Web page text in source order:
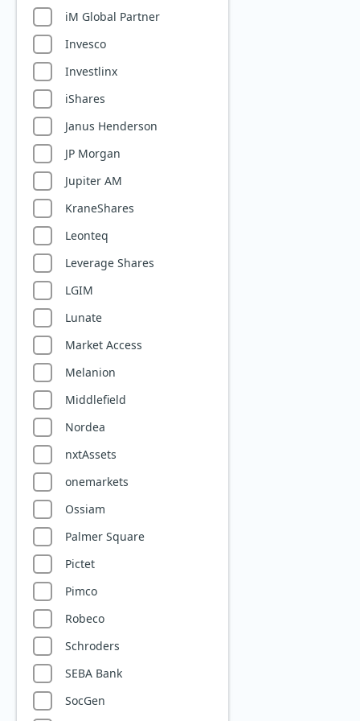
Private Equity
Quantencomputing
Reise & Freizeit
Robotik
Rüstungsindustrie
Seltene Erden
Silberminen
Smart City
Solarenergie
Starke Marken
Telekommunikation
Uran
Versicherer
Versorger
Wasser
Wasserstoff
Windenergie
iM Global Partner
Invesco
Investlinx
iShares
Janus Henderson
JP Morgan
Jupiter AM
KraneShares
Leonteq
Leverage Shares
LGIM
Lunate
Market Access
Melanion
Middlefield
Nordea
nxtAssets
onemarkets
Ossiam
Palmer Square
Pictet
Pimco
Robeco
Schroders
SEBA Bank
SocGen